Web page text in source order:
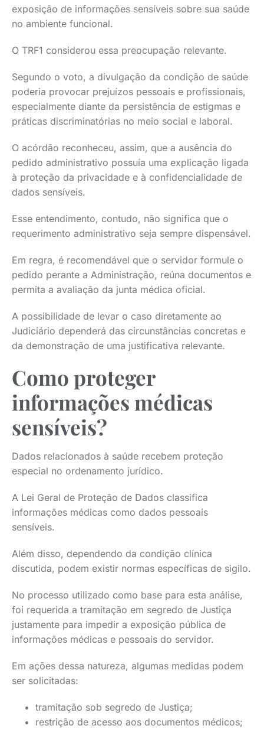
exposição de informações sensíveis sobre sua saúde
no ambiente funcional.
O TRF1 considerou essa preocupação relevante.
Segundo o voto, a divulgação da condição de saúde
poderia provocar prejuízos pessoais e profissionais,
especialmente diante da persistência de estigmas e
práticas discriminatórias no meio social e laboral.
O acórdão reconheceu, assim, que a ausência do
pedido administrativo possuía uma explicação ligada
à proteção da privacidade e à confidencialidade de
dados sensíveis.
Esse entendimento, contudo, não significa que o
requerimento administrativo seja sempre dispensável.
Em regra, é recomendável que o servidor formule o
pedido perante a Administração, reúna documentos e
permita a avaliação da junta médica oficial.
A possibilidade de levar o caso diretamente ao
Judiciário dependerá das circunstâncias concretas e
da demonstração de uma justificativa relevante.
Como proteger
informações médicas
sensíveis?
Dados relacionados à saúde recebem proteção
especial no ordenamento jurídico.
A Lei Geral de Proteção de Dados classifica
informações médicas como dados pessoais
sensíveis.
Além disso, dependendo da condição clínica
discutida, podem existir normas específicas de sigilo.
No processo utilizado como base para esta análise,
foi requerida a tramitação em segredo de Justiça
justamente para impedir a exposição pública de
informações médicas e pessoais do servidor.
Em ações dessa natureza, algumas medidas podem
ser solicitadas:
tramitação sob segredo de Justiça;
restrição de acesso aos documentos médicos;